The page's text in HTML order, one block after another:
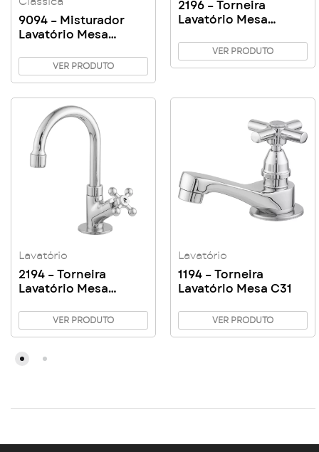
Clássica
9094 – Misturador
Lavatório Mesa
VER PRODUTO
2196 – Torneira
Lavatório Mesa
VER PRODUTO
Lavatório
2194 – Torneira
Lavatório Mesa
Pequena C33
VER PRODUTO
Lavatório
1194 – Torneira
Lavatório Mesa C31
VER PRODUTO